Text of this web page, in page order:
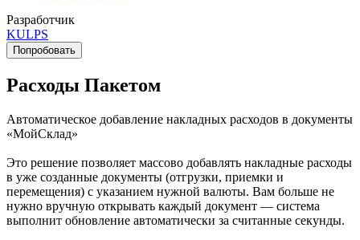
Разработчик
KULPS
Попробовать
Расходы Пакетом
Автоматическое добавление накладных расходов в документы
«МойСклад»
Это решение позволяет массово добавлять накладные расходы
в уже созданные документы (отгрузки, приемки и
перемещения) с указанием нужной валюты. Вам больше не
нужно вручную открывать каждый документ — система
выполнит обновление автоматически за считанные секунды.